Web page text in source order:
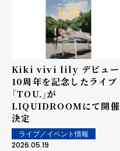
Kiki vivi lily デビュー
10周年を記念したライブ
「TOU.」が
LIQUIDROOMにて開催
決定
ライブ／イベント情報
2026.05.19